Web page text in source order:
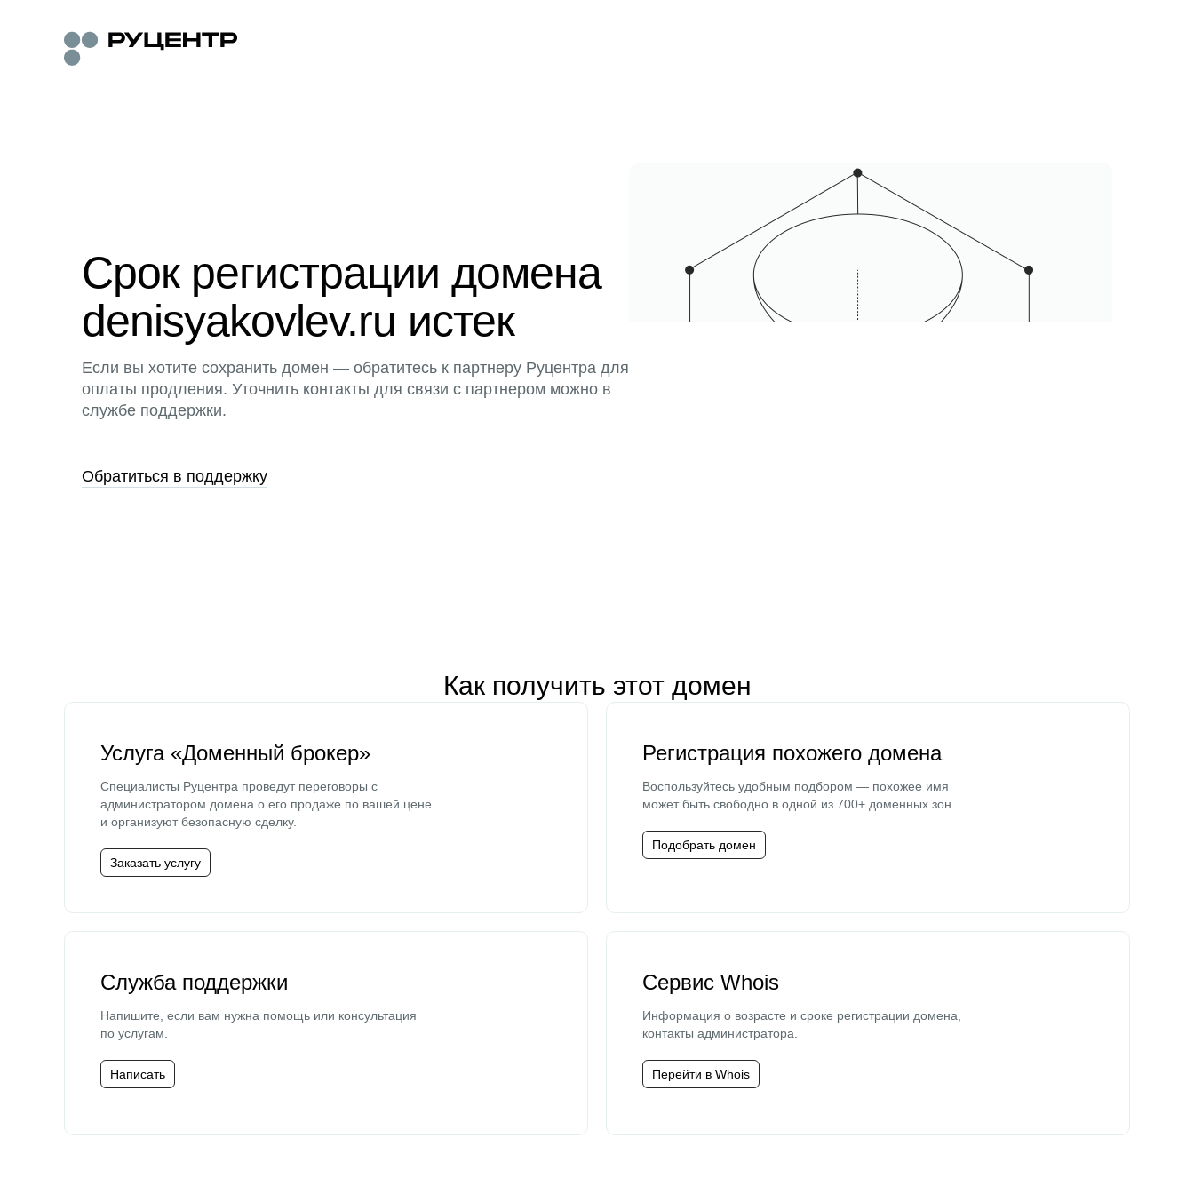
Срок регистрации домена
denisyakovlev.ru истек
Если вы хотите сохранить домен — обратитесь к партнеру Руцентра для
оплаты продления. Уточнить контакты для связи с партнером можно в
службе поддержки.
Обратиться в поддержку
Как получить этот домен
Услуга «Доменный брокер»
Специалисты Руцентра проведут переговоры с
администратором домена о его продаже по вашей цене
и организуют безопасную сделку.
Заказать услугу
Регистрация похожего домена
Воспользуйтесь удобным подбором — похожее имя
может быть свободно в одной из 700+ доменных зон.
Подобрать домен
Служба поддержки
Напишите, если вам нужна помощь или консультация
по услугам.
Написать
Сервис Whois
Информация о возрасте и сроке регистрации домена,
контакты администратора.
Перейти в Whois